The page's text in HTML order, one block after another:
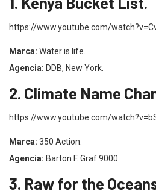
https://www.youtube.com/
Marca: Water is life.
Agencia: DDB, New York.
2. Climate Name
https://www.youtube.com/
Marca: 350 Action.
Agencia: Barton F. Graf 9000.
3. Raw for the